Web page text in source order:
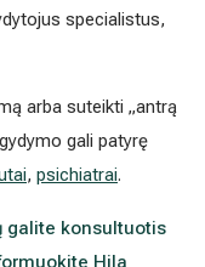
specialistus,
arba suteikti „antrą
gali patyrę
, psichiatrai.
galite konsultuotis
Hila